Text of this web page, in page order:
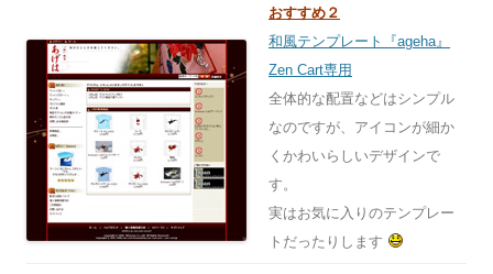
おすすめ２
和風テンプレート『ageha』
Zen Cart専用
全体的な配置などはシンプル
なのですが、アイコンが細か
くかわいらしいデザインで
す。
実はお気に入りのテンプレー
トだったりします